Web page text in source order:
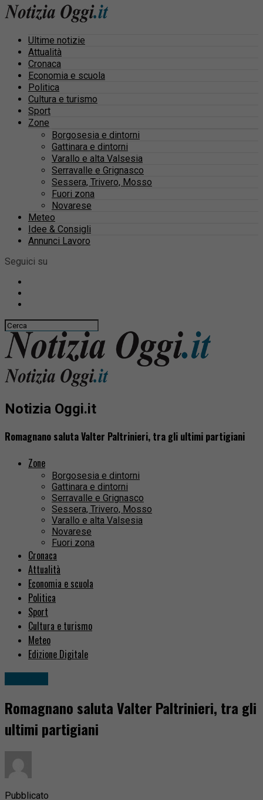
Ultime notizie
Attualità
Cronaca
Economia e scuola
Politica
Cultura e turismo
Sport
Zone
Borgosesia e dintorni
Gattinara e dintorni
Varallo e alta Valsesia
Serravalle e Grignasco
Sessera, Trivero, Mosso
Fuori zona
Novarese
Meteo
Idee & Consigli
Annunci Lavoro
Seguici su
Notizia Oggi.it
Romagnano saluta Valter Paltrinieri, tra gli ultimi partigiani
Zone
Borgosesia e dintorni
Gattinara e dintorni
Serravalle e Grignasco
Sessera, Trivero, Mosso
Varallo e alta Valsesia
Novarese
Fuori zona
Cronaca
Attualità
Economia e scuola
Politica
Sport
Cultura e turismo
Meteo
Edizione Digitale
Romagnano saluta Valter Paltrinieri, tra gli
ultimi partigiani
Pubblicato